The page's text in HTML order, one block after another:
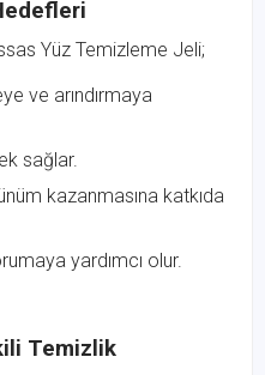
Yüz Temizleme Jeli;
ve arındırmaya
sağlar.
kazanmasına katkıda
yardımcı olur.
Temizlik